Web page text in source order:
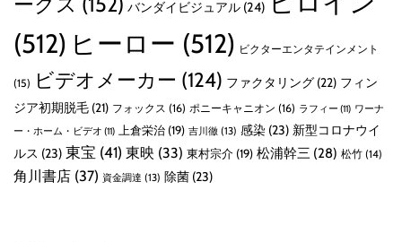
バンダイビジュアル (24)
(512) ヒーロー (512) ビクターエンタテインメント
(15) ビデオメーカー (124) ファクタリング (22) フィン
ジア初期脱毛 (21) フォックス (16) ポニーキャニオン (16) ラフィー (11) ワーナ
ー・ホーム・ビデオ (11) 上倉栄治 (19) 吉川徹 (13) 感染 (23) 新型コロナウイ
ルス (23) 東宝 (41) 東映 (33) 東村宗介 (19) 松浦幹三 (28) 松竹 (14)
角川書店 (37) 資金調達 (13) 除菌 (23)